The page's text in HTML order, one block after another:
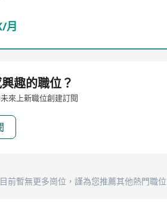
月
趣的職位？
來上新職位創建訂閱
目前暫無更多崗位，謹為您推薦其他熱門職位